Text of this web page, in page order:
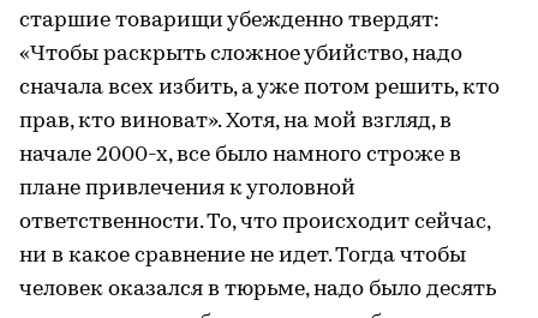
старшие товарищи убежденно твердят:
«Чтобы раскрыть сложное убийство, надо
сначала всех избить, а уже потом решить, кто
прав, кто виноват». Хотя, на мой взгляд, в
начале 2000-х, все было намного строже в
плане привлечения к уголовной
ответственности. То, что происходит сейчас,
ни в какое сравнение не идет. Тогда чтобы
человек оказался в тюрьме, надо было десять